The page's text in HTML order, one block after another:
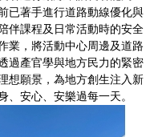
已著手進行道路動線優化與
伴課程及日常活動時的安全
業，將活動中心周邊及道路
過產官學與地方民力的緊密
想願景，為地方創生注入新
、安心、安樂過每一天。